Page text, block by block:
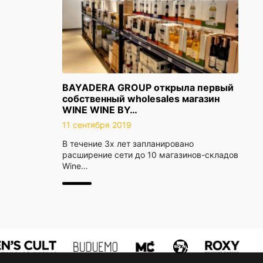
BAYADERA GROUP открыла первый
собственный wholesales магазин
WINE WINE BY…
11 сентября 2019
В течение 3х лет запланировано
расширение сети до 10 магазинов-складов
Wine…